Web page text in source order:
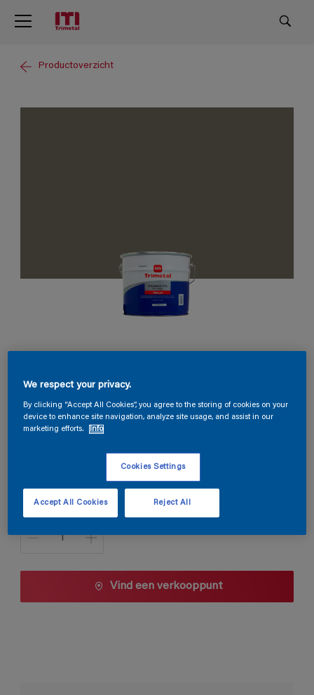
Productoverzicht
TDG3-055
1 L
Vind een verkooppunt
We respect your privacy.
By clicking “Accept All Cookies”, you agree to the storing of cookies on your
device to enhance site navigation, analyze site usage, and assist in our
marketing efforts.
Info
Cookies Settings
Reject All
Accept All Cookies